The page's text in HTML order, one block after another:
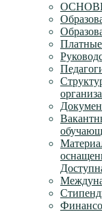
Платные